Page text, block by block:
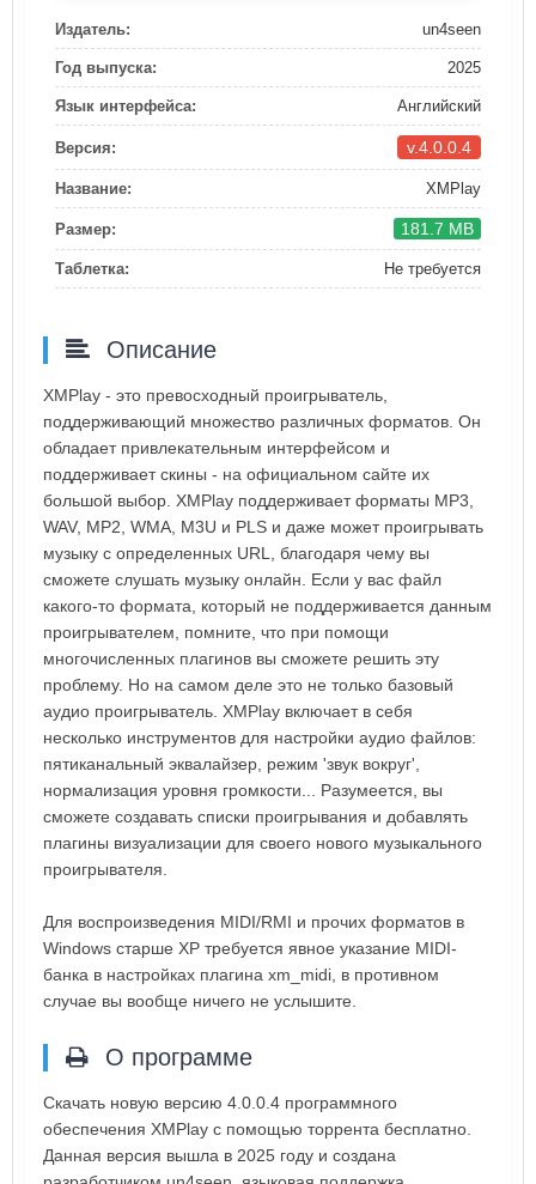
Издатель: un4seen
Год выпуска: 2025
Язык интерфейса: Английский
Версия: v.4.0.0.4
Название: XMPlay
Размер: 181.7 MB
Таблетка: Не требуется
Описание
XMPlay - это превосходный проигрыватель,
поддерживающий множество различных форматов. Он
обладает привлекательным интерфейсом и
поддерживает скины - на официальном сайте их
большой выбор. XMPlay поддерживает форматы MP3,
WAV, MP2, WMA, M3U и PLS и даже может проигрывать
музыку с определенных URL, благодаря чему вы
сможете слушать музыку онлайн. Если у вас файл
какого-то формата, который не поддерживается данным
проигрывателем, помните, что при помощи
многочисленных плагинов вы сможете решить эту
проблему. Но на самом деле это не только базовый
аудио проигрыватель. XMPlay включает в себя
несколько инструментов для настройки аудио файлов:
пятиканальный эквалайзер, режим 'звук вокруг',
нормализация уровня громкости... Разумеется, вы
сможете создавать списки проигрывания и добавлять
плагины визуализации для своего нового музыкального
проигрывателя.
Для воспроизведения MIDI/RMI и прочих форматов в
Windows старше XP требуется явное указание MIDI-
банка в настройках плагина xm_midi, в противном
случае вы вообще ничего не услышите.
О программе
Скачать новую версию 4.0.0.4 программного
обеспечения XMPlay с помощью торрента бесплатно.
Данная версия вышла в 2025 году и создана